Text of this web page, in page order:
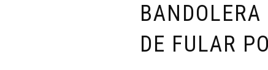
DE FULAR